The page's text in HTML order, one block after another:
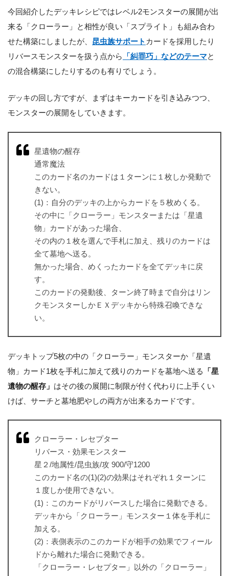
今回紹介したデッキレシピではレベル2モンスターの展開が出
来る「クローラー」と相性が良い「スプライト」も組み合わ
せた構築にしましたが、 昆虫族サポート カードを採用したり
リバースモンスターを扱う点から
「糾罪巧」などのテーマと
の混合構築にしたりするのも有りでしょう。
デッキの回し方ですが、まずはキーカードを引き込みつつ、
モンスターの展開をしていきます。
星遺物の醒存
通常魔法
このカード名のカードは１ターンに１枚しか発動で
きない。
(1)：自分のデッキの上からカードを５枚めくる。
その中に「クローラー」モンスターまたは「星遺
物」カードがあった場合、
その内の１枚を選んで手札に加え、残りのカードは
全て墓地へ送る。
無かった場合、めくったカードを全てデッキに戻
す。
このカードの発動後、ターン終了時まで自分はリン
クモンスターしかＥＸデッキから特殊召喚できな
い。
デッキトップ5枚の中の「クローラー」モンスターか「星遺
物」カード1枚を手札に加えて残りのカードを墓地へ送る
「星
遺物の醒存」 はその後の展開に制限が付く代わりに上手くい
けば、サーチと墓地肥やしの両方が出来るカードです。
クローラー・レセプター
リバース・効果モンスター
星２/地属性/昆虫族/攻 900/守1200
このカード名の(1)(2)の効果はそれぞれ１ターンに
１度しか使用できない。
(1)：このカードがリバースした場合に発動できる。
デッキから「クローラー」モンスター１体を手札に
加える。
(2)：表側表示のこのカードが相手の効果でフィール
ドから離れた場合に発動できる。
「クローラー・レセプター」以外の「クローラー」